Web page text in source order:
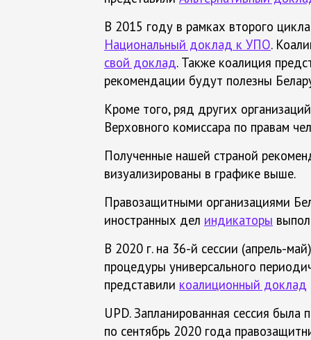
В 2015 году в рамках второго
Национальный доклад к УПО.
свой доклад. Также коалиция
рекомендации будут полезны
Кроме того, ряд других
Верховного комиссара по правам
Полученные нашей страной
визуализированы в графике выше.
Правозащитными организациями
иностранных дел индикаторы
В 2020 г. на 36-й сессии (апрель-
процедуры универсального
представили коалиционный доклад
UPD. Запланированная сессия
по сентябрь 2020 года